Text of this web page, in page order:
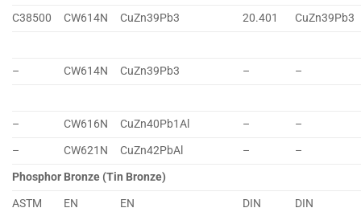
C38500
CW614N CuZn39Pb3 20.401 CuZn39Pb3
– CW614N CuZn39Pb3 – –
– CW616N CuZn40Pb1Al –
–
–
CW621N CuZn42PbAl –
–
Phosphor Bronze (Tin Bronze)
ASTM
EN EN DIN
DIN